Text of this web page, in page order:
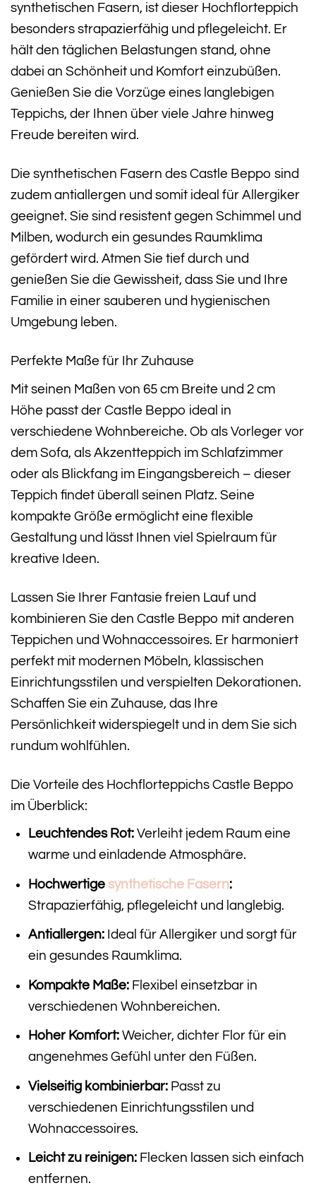
synthetischen Fasern, ist dieser Hochflorteppich
besonders strapazierfähig und pflegeleicht. Er
hält den täglichen Belastungen stand, ohne
dabei an Schönheit und Komfort einzubüßen.
Genießen Sie die Vorzüge eines langlebigen
Teppichs, der Ihnen über viele Jahre hinweg
Freude bereiten wird.
Die synthetischen Fasern des Castle Beppo sind
zudem antiallergen und somit ideal für Allergiker
geeignet. Sie sind resistent gegen Schimmel und
Milben, wodurch ein gesundes Raumklima
gefördert wird. Atmen Sie tief durch und
genießen Sie die Gewissheit, dass Sie und Ihre
Familie in einer sauberen und hygienischen
Umgebung leben.
Perfekte Maße für Ihr Zuhause
Mit seinen Maßen von 65 cm Breite und 2 cm
Höhe passt der Castle Beppo ideal in
verschiedene Wohnbereiche. Ob als Vorleger vor
dem Sofa, als Akzentteppich im Schlafzimmer
oder als Blickfang im Eingangsbereich – dieser
Teppich findet überall seinen Platz. Seine
kompakte Größe ermöglicht eine flexible
Gestaltung und lässt Ihnen viel Spielraum für
kreative Ideen.
Lassen Sie Ihrer Fantasie freien Lauf und
kombinieren Sie den Castle Beppo mit anderen
Teppichen und Wohnaccessoires. Er harmoniert
perfekt mit modernen Möbeln, klassischen
Einrichtungsstilen und verspielten Dekorationen.
Schaffen Sie ein Zuhause, das Ihre
Persönlichkeit widerspiegelt und in dem Sie sich
rundum wohlfühlen.
Die Vorteile des Hochflorteppichs Castle Beppo
im Überblick:
Leuchtendes Rot:Verleiht jedem Raum eine
warme und einladende Atmosphäre.
Hochwertige synthetische Fasern:
Strapazierfähig, pflegeleicht und langlebig.
Antiallergen:Ideal für Allergiker und sorgt für
ein gesundes Raumklima.
Kompakte Maße:Flexibel einsetzbar in
verschiedenen Wohnbereichen.
Hoher Komfort:Weicher, dichter Flor für ein
angenehmes Gefühl unter den Füßen.
Vielseitig kombinierbar:Passt zu
verschiedenen Einrichtungsstilen und
Wohnaccessoires.
Leicht zu reinigen:Flecken lassen sich einfach
entfernen.